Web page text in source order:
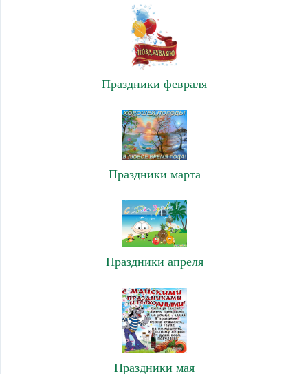
Праздники февраля
Праздники марта
Праздники апреля
Праздники мая